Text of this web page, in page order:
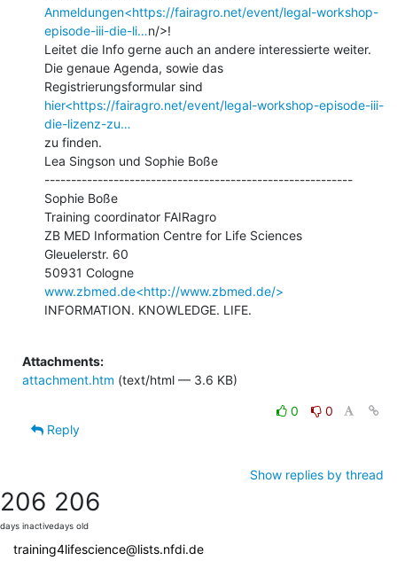
Anmeldungen<https://fairagro.net/event/legal-workshop-
episode-iii-die-li…n/>!
Leitet die Info gerne auch an andere interessierte weiter.
Die genaue Agenda, sowie das
hier<https://fairagro.net/event/legal-workshop-episode-iii-
die-lizenz-zu…
zu finden.
Lea Singson und Sophie Boße
----------------------------------------------------------
Sophie Boße
Training coordinator FAIRagro
ZB MED Information Centre for Life Sciences
Gleuelerstr. 60
www.zbmed.de<http://www.zbmed.de/>
INFORMATION. KNOWLEDGE. LIFE.
Attachments:
attachment.htm (text/html — 3.6 KB)
0
0
Reply
Show replies by thread
206
days inactive
206
days old
training4lifescience@lists.nfdi.de